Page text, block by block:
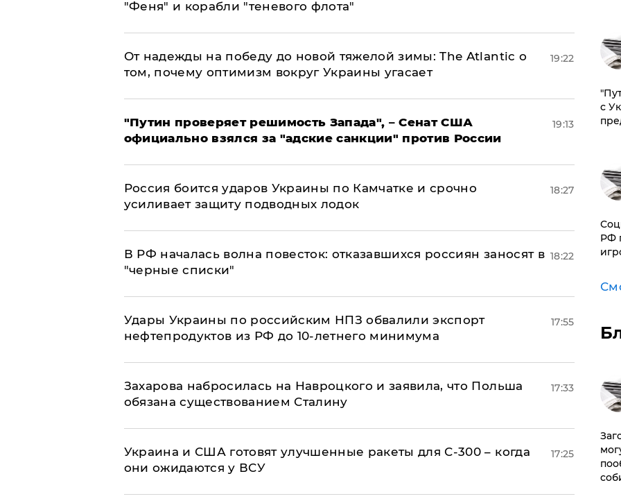
"Феня" и корабли "теневого флота"
От надежды на победу до новой тяжелой зимы: The Atlantic о
том, почему оптимизм вокруг Украины угасает
19:22
"Путин проверяет решимость Запада", – Сенат США
официально взялся за "адские санкции" против России
19:13
Россия боится ударов Украины по Камчатке и срочно
усиливает защиту подводных лодок
18:27
​В РФ началась волна повесток: отказавшихся россиян заносят в
"черные списки"
18:22
Удары Украины по российским НПЗ обвалили экспорт
нефтепродуктов из РФ до 10-летнего минимума
17:55
​Захарова набросилась на Навроцкого и заявила, что Польша
обязана существованием Сталину
17:33
Украина и США готовят улучшенные ракеты для С-300 – когда
они ожидаются у ВСУ
17:25
с
РФ